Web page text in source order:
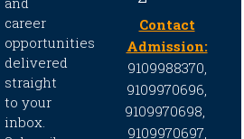
career
opportunities
delivered
straight
to your
inbox.
Contact
Admission:
9109988370,
9109970696,
9109970698,
9109970697,